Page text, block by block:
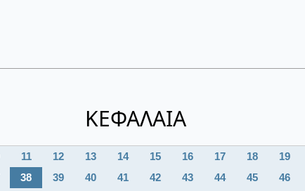
ΚΕΦΑΛΑΙΑ
11 12 13 14 15 16 17 18 19
38 39 40 41 42 43 44 45 46